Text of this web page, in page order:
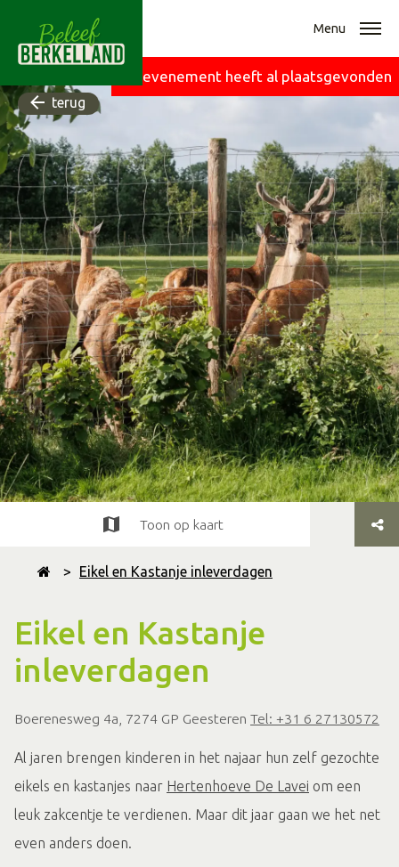
Menu
Dit evenement heeft al plaatsgevonden
terug
> Eikel en Kastanje inleverdagen
Eikel en Kastanje
inleverdagen
Boerenesweg 4a, 7274 GP Geesteren Tel: +31 6 27130572
Toon op kaart
Al jaren brengen kinderen in het najaar hun zelf gezochte
eikels en kastanjes naar Hertenhoeve De Lavei om een
leuk zakcentje te verdienen. Maar dit jaar gaan we het net
even anders doen.